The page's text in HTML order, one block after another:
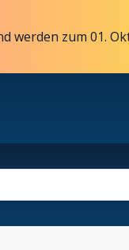
werden zum 01.